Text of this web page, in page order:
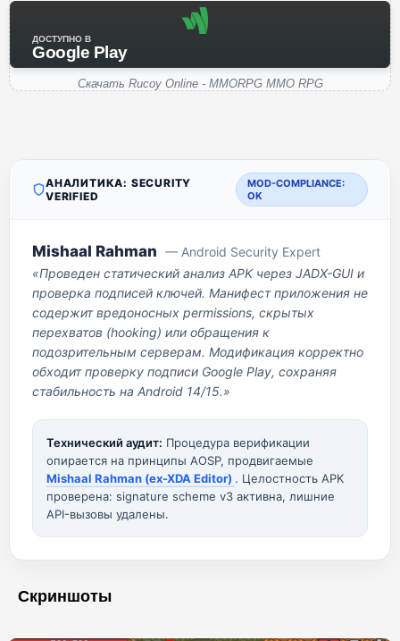
ДОСТУПНО В
Google Play
Скачать Rucoy Online - MMORPG MMO RPG
АНАЛИТИКА: SECURITY
VERIFIED
MOD-COMPLIANCE:
OK
Mishaal Rahman — Android Security Expert
«Проведен статический анализ APK через JADX-GUI и
проверка подписей ключей. Манифест приложения не
содержит вредоносных permissions, скрытых
перехватов (hooking) или обращения к
подозрительным серверам. Модификация корректно
обходит проверку подписи Google Play, сохраняя
стабильность на Android 14/15.»
Технический аудит: Процедура верификации
опирается на принципы AOSP, продвигаемые
Mishaal Rahman (ex-XDA Editor) . Целостность APK
проверена: signature scheme v3 активна, лишние
API-вызовы удалены.
Скриншоты